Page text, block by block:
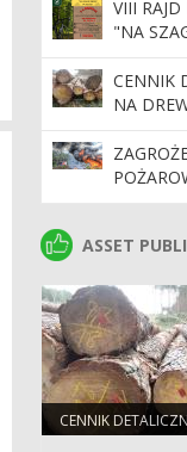
VIII
"NA
CENNIK
NA
R.
LASACH.
ASSET
ASSET
CENNIK
DREWNO NA 2026